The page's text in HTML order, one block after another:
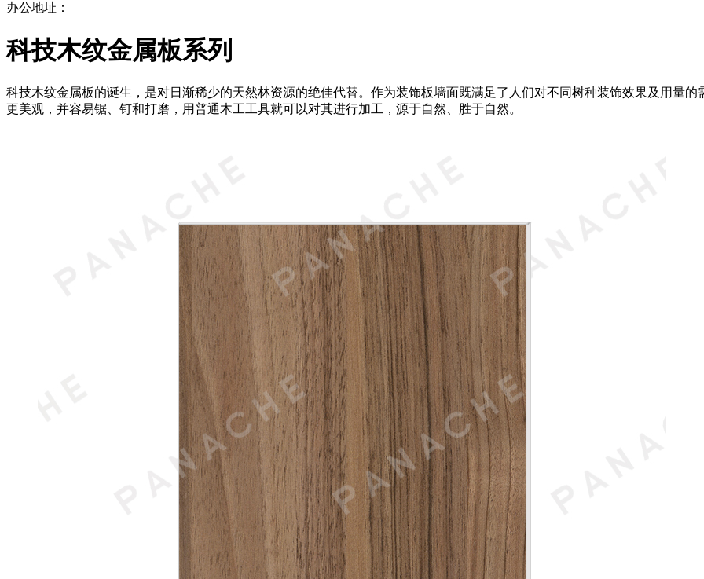
办公地址：
科技木纹金属板系列
科技木纹金属板的诞生，是对日渐稀少的天然林资源的绝佳代替。作为装饰板墙面既满足了人们对不同树种装饰效果及用量
更美观，并容易锯、钉和打磨，用普通木工工具就可以对其进行加工，源于自然、胜于自然。